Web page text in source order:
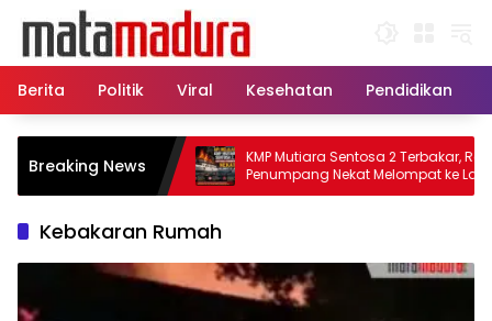
konten
Berita
Politik Viral Kesehatan Pendidikan
Breaking News
11 Kapal Sisir
Korban KMP
KMP Mutiara Sentosa 2 Terbakar, Ratusan
Penumpang Nekat Melompat ke Laut
Kebakaran Rumah